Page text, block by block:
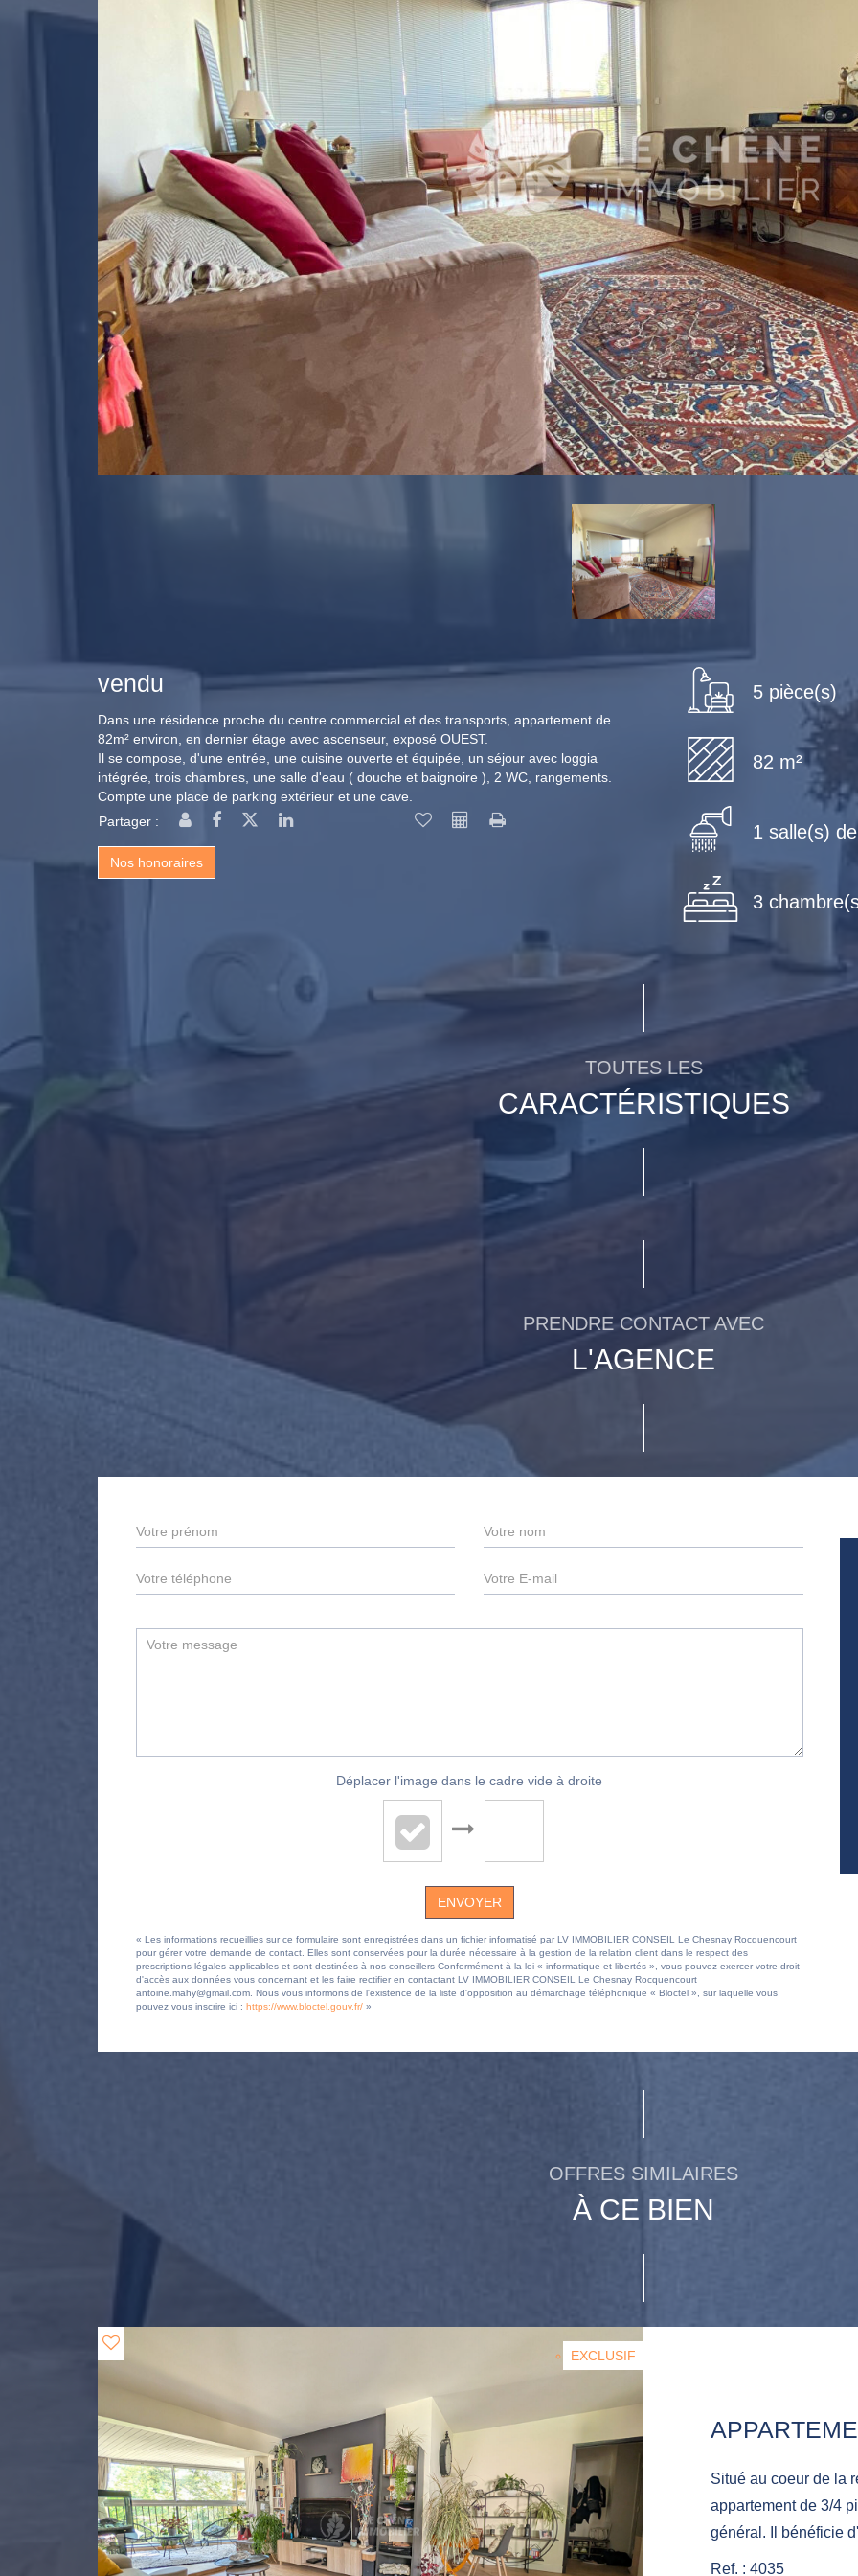
vendu
Dans une résidence proche du centre commercial et des transports, appartement de
82m² environ, en dernier étage avec ascenseur, exposé OUEST.
Il se compose, d'une entrée, une cuisine ouverte et équipée, un séjour avec loggia
intégrée, trois chambres, une salle d'eau ( douche et baignoire ), 2 WC, rangements.
Compte une place de parking extérieur et une cave.
Partager :
Nos honoraires
5 pièce(s)
82 m²
1 salle(s)
3
TOUTES LES
CARACTÉRISTIQUES
PRENDRE CONTACT AVEC
L'AGENCE
Déplacer l'image dans le cadre vide à droite
ENVOYER
« Les informations recueillies sur ce formulaire sont enregistrées dans un fichier informatisé par LV IMMOBILIER CONSEIL Le Chesnay Rocquencourt
pour gérer votre demande de contact. Elles sont conservées pour la durée nécessaire à la gestion de la relation client dans le respect des
prescriptions légales applicables et sont destinées à nos conseillers Conformément à la loi « informatique et libertés », vous pouvez exercer votre droit
d'accès aux données vous concernant et les faire rectifier en contactant LV IMMOBILIER CONSEIL Le Chesnay Rocquencourt
antoine.mahy@gmail.com. Nous vous informons de l'existence de la liste d'opposition au démarchage téléphonique « Bloctel », sur laquelle vous
pouvez vous inscrire ici : https://www.bloctel.gouv.fr/ »
OFFRES SIMILAIRES
À CE BIEN
EXCLUSIF
Situé au coeur de la
appartement de 3/4
général. Il bénéficie
square, sans aucun
Ref. : 4035